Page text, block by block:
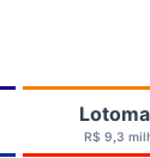
R$ 9,3